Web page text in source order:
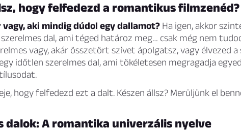
hogy felfedezd a romantikus filmzenéd?
vagy, aki mindig dúdol egy dallamot? Ha igen, akkor
dal, ami téged határoz meg… csak még nem
vagy, akár összetört szívet ápolgatsz, vagy élvezed a
időtlen szerelmes dal, ami tökéletesen megragadja
hogy felfedezd ezt a dalt. Készen állsz? Merüljünk el
dalok: A romantika univerzális nyelve